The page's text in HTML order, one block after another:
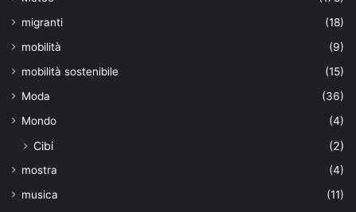
migranti
(18)
mobilità
(9)
mobilità sostenibile
(15)
Moda
(36)
Mondo
(4)
Cibi (2)
mostra
(4)
musica
(11)